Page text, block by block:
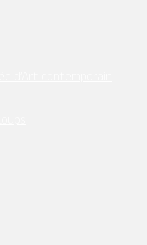
d’Art contemporain